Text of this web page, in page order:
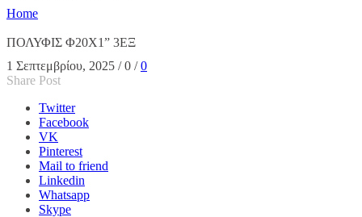
Home
ΠΟΛΥΦΙΣ Φ20Χ1” 3ΕΞ
1 Σεπτεμβρίου, 2025 / 0 / 0
Share Post
Twitter
Facebook
VK
Pinterest
Mail to friend
Linkedin
Whatsapp
Skype